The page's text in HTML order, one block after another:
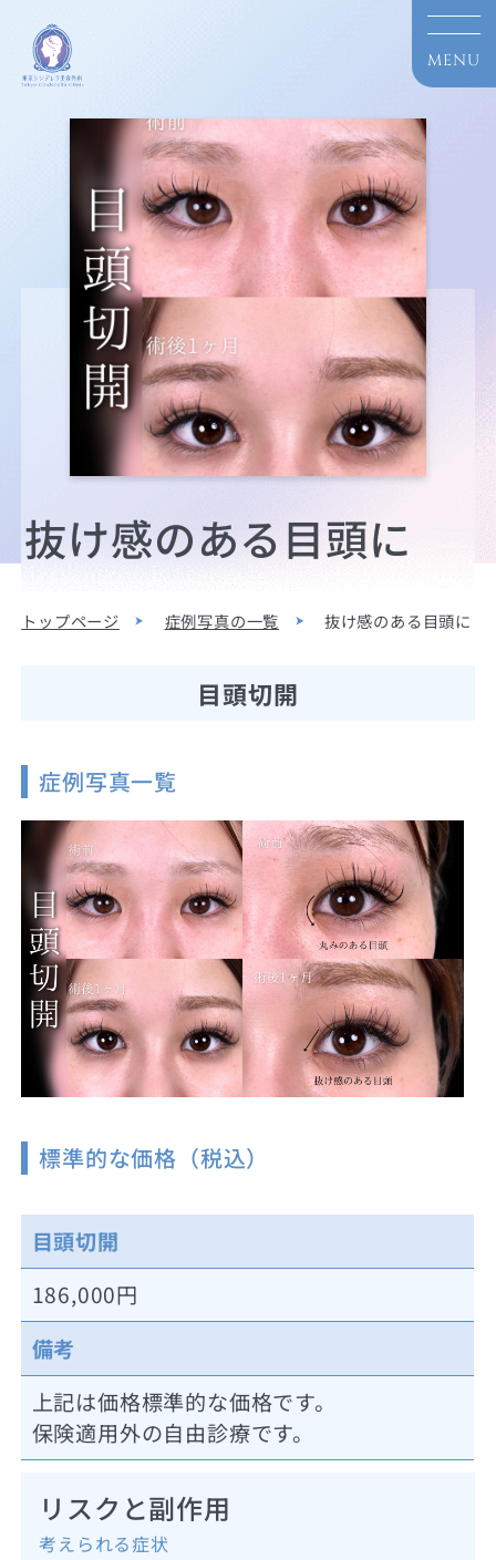
抜け感のある目頭に
トップページ 症例写真の一覧 抜け感のある目頭に
目頭切開
症例写真一覧
標準的な価格（税込）
目頭切開
186,000円
備考
上記は価格標準的な価格です。
保険適用外の自由診療です。
リスクと副作用
考えられる症状